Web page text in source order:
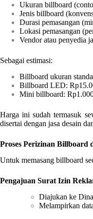
Ukuran billboard
Jenis billboard
Durasi pemasangan
Lokasi pemasangan
Vendor atau penyedia
Sebagai estimasi:
Billboard ukuran
Billboard LED:
Mini billboard:
Harga ini sudah termasuk
disertai dengan jasa desain
Proses Perizinan Billboard
Untuk memasang billboard
Pengajuan Surat Izin
Diajukan ke
Melampirkan